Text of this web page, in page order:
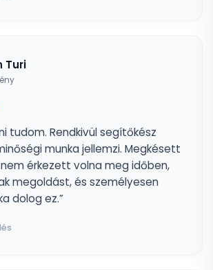
Turi
tudom. Rendkivül segítőkész
munka jellemzi. Megkésett
érkezett volna meg időben,
megoldást, és személyesen
dolog ez.”